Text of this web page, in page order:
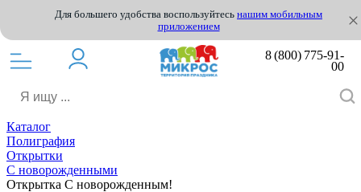
Для большего удобства воспользуйтесь нашим мобильным
приложением
8 (800) 775-91-
00
Каталог
Полиграфия
Открытки
С новорожденными
Открытка С новорожденным!